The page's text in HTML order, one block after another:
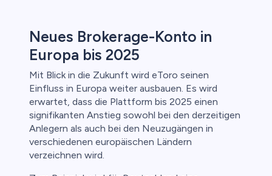
Neues Brokerage-Konto in
Europa bis 2025
Mit Blick in die Zukunft wird eToro seinen
Einfluss in Europa weiter ausbauen. Es wird
erwartet, dass die Plattform bis 2025 einen
signifikanten Anstieg sowohl bei den derzeitigen
Anlegern als auch bei den Neuzugängen in
verschiedenen europäischen Ländern
verzeichnen wird.